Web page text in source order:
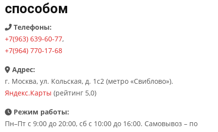
способом
Телефоны:
+7(963) 639-60-77,
+7(964) 770-17-68
Адрес:
г. Москва, ул. Кольская, д. 1с2 (метро «Свиблово»).
Яндекс.Карты (рейтинг 5,0)
Режим работы:
Пн–Пт с 9:00 до 20:00, сб с 10:00 до 16:00. Самовывоз – по